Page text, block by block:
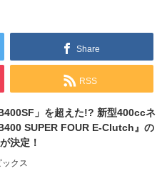
Share
RSS
」を超えた!? 新型400ccネ
SUPER FOUR E-Clutch』の
決定！
ックス